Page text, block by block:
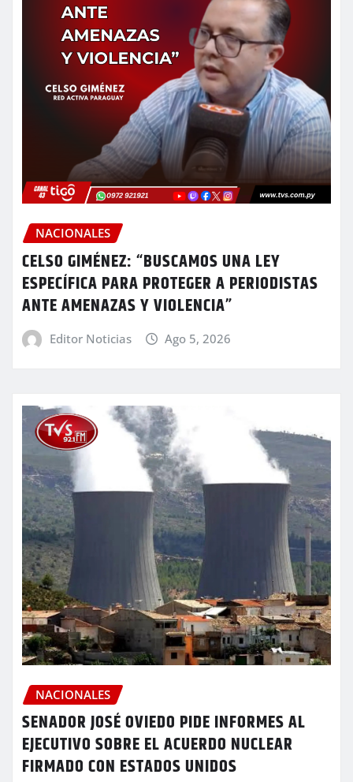
NACIONALES
CELSO GIMÉNEZ: “BUSCAMOS UNA LEY
ESPECÍFICA PARA PROTEGER A PERIODISTAS
ANTE AMENAZAS Y VIOLENCIA”
Editor Noticias Ago 5, 2026
NACIONALES
SENADOR JOSÉ OVIEDO PIDE INFORMES AL
EJECUTIVO SOBRE EL ACUERDO NUCLEAR
FIRMADO CON ESTADOS UNIDOS